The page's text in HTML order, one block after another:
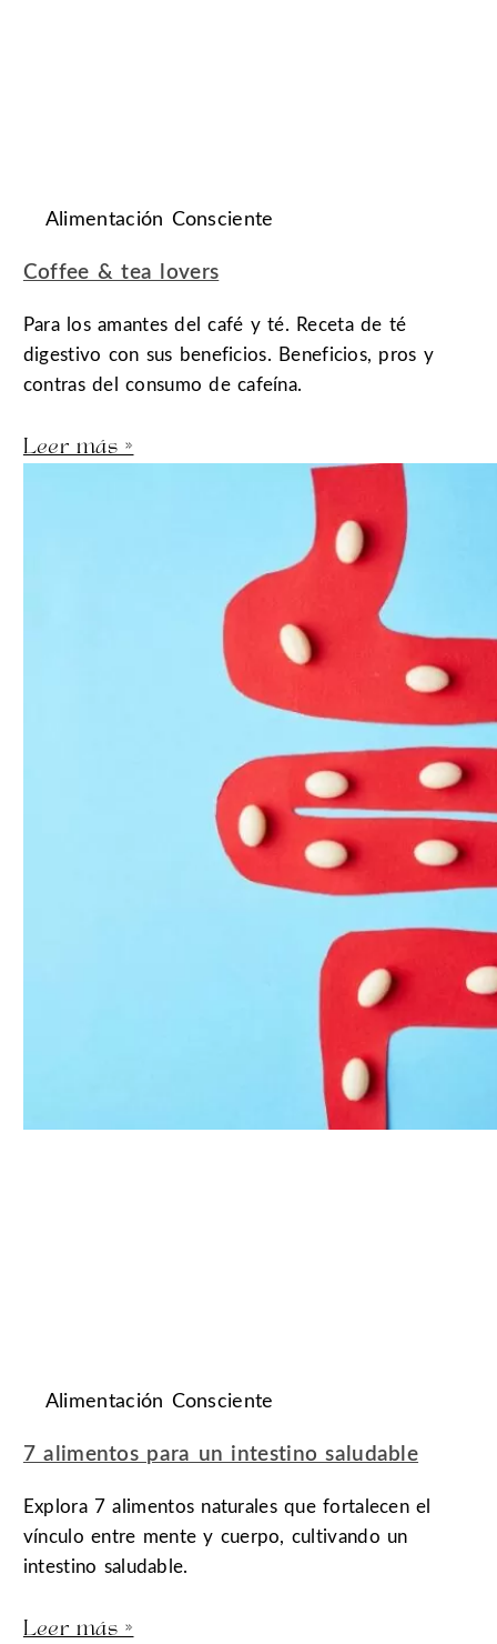
Alimentación Consciente
Coffee & tea lovers
Para los amantes del café y té. Receta de té
digestivo con sus beneficios. Beneficios, pros y
contras del consumo de cafeína.
Leer más »
Alimentación Consciente
7 alimentos para un intestino saludable
Explora 7 alimentos naturales que fortalecen el
vínculo entre mente y cuerpo, cultivando un
intestino saludable.
Leer más »